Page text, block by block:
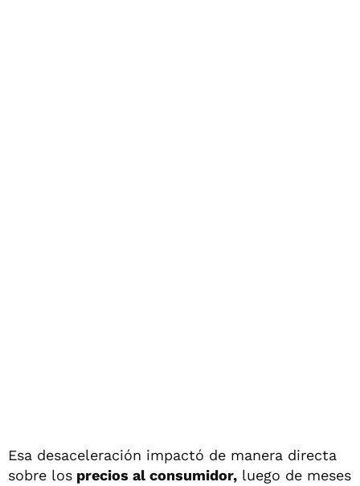
Esa desaceleración impactó de manera directa
sobre los precios al consumidor, luego de meses